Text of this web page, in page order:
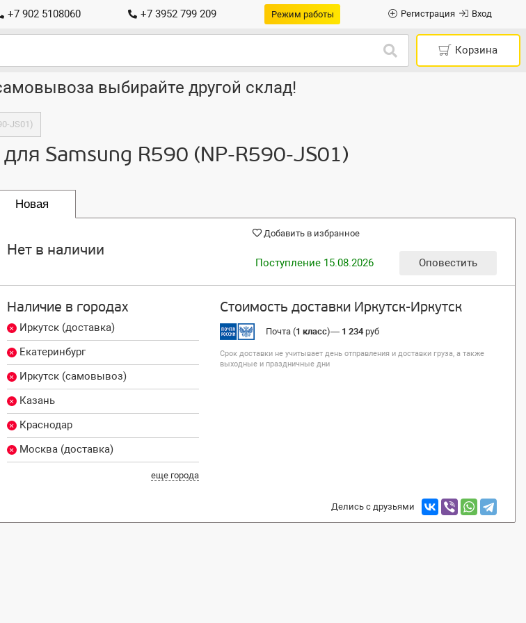
+7 902 5108060 +7 3952 799 209 Режим работы Регистрация Вход
Корзина
выбирайте другой склад!
JS01)
Samsung R590 (NP-R590-JS01)
Новая
Нет в наличии
Добавить в избранное
Поступление 15.08.2026 Оповестить
Наличие в городах
Иркутск (доставка)
Екатеринбург
Иркутск (самовывоз)
Казань
Краснодар
Москва (доставка)
еще города
Стоимость доставки Иркутск-Иркутск
Почта (1 класс)— 1 234руб
Срок доставки не учитывает день отправления и доставки груза, а также
выходные и праздничные дни
Делись с друзьями